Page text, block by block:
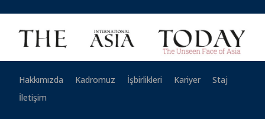
Hakkımızda Kadromuz İşbirlikleri Kariyer
Staj
İletişim